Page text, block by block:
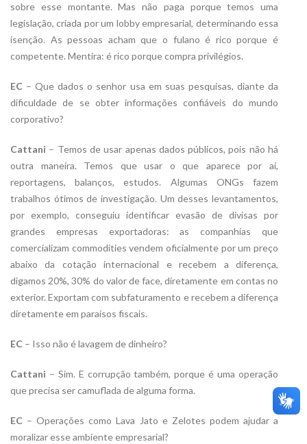
sobre esse montante. Mas não paga porque temos uma
legislação, criada por um lobby empresarial, determinando essa
isenção. As pessoas acham que o fulano é rico porque é
competente. Mentira: é rico porque compra privilégios.
EC – Que dados o senhor usa em suas pesquisas, diante da
dificuldade de se obter informações confiáveis do mundo
corporativo?
Cattani – Temos de usar apenas dados públicos, pois não há
outra maneira. Temos que usar o que aparece por aí,
reportagens, balanços, estudos. Algumas ONGs fazem
trabalhos ótimos de investigação. Um desses levantamentos,
por exemplo, conseguiu identificar evasão de divisas por
grandes empresas exportadoras: as companhias que
comercializam commodities vendem oficialmente por um preço
abaixo da cotação internacional e recebem a diferença,
digamos 20%, 30% do valor de face, diretamente em contas no
exterior. Exportam com subfaturamento e recebem a diferença
diretamente em paraísos fiscais.
EC – Isso não é lavagem de dinheiro?
Cattani – Sim. E corrupção também, porque é uma operação
que precisa ser camuflada de alguma forma.
EC – Operações como Lava Jato e Zelotes podem ajudar a
moralizar esse ambiente empresarial?